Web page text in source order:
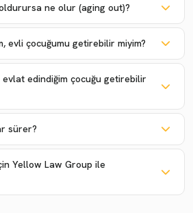
ne olur (aging out)?
evli çocuğumu getirebilir miyim?
evlat edindiğim çocuğu getirebilir
sürer?
Yellow Law Group ile